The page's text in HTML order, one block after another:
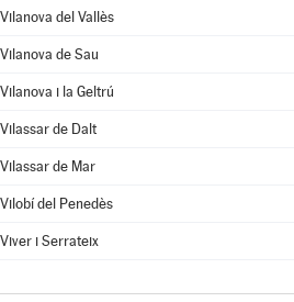
Vilanova del Vallès
Vilanova de Sau
Vilanova i la Geltrú
Vilassar de Dalt
Vilassar de Mar
Vilobí del Penedès
Viver i Serrateix